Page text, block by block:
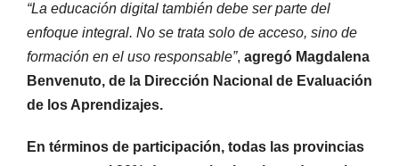
“La educación digital también debe ser parte del
enfoque integral. No se trata solo de acceso, sino de
formación en el uso responsable”, agregó Magdalena
Benvenuto, de la Dirección Nacional de Evaluación
de los Aprendizajes.
En términos de participación, todas las provincias